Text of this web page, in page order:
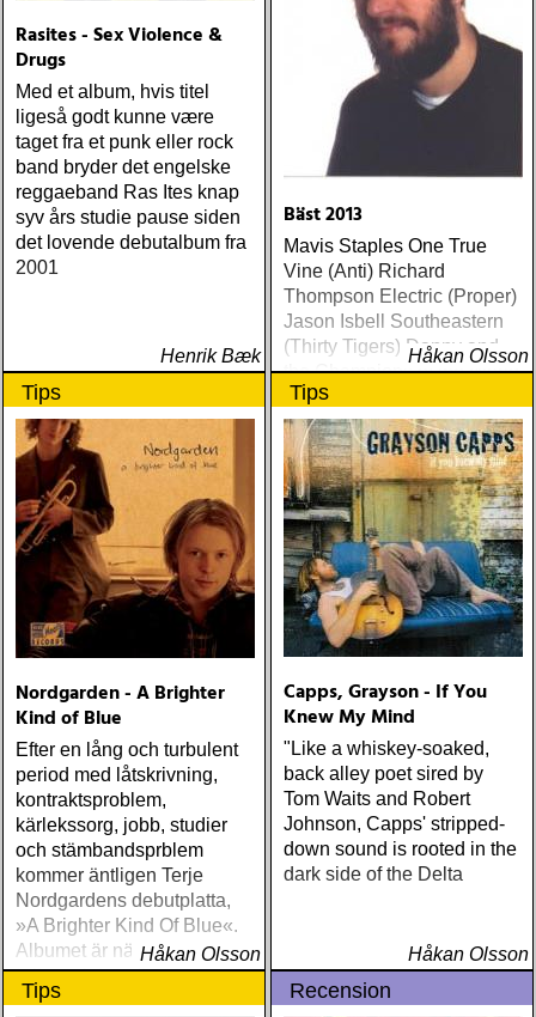
Rasites - Sex Violence &
Drugs
Med et album, hvis titel
ligeså godt kunne være
taget fra et punk eller rock
band bryder det engelske
reggaeband Ras Ites knap
syv års studie pause siden
det lovende debutalbum fra
2001
Henrik Bæk
Bäst 2013
Mavis Staples One True
Vine (Anti) Richard
Thompson Electric (Proper)
Jason Isbell Southeastern
(Thirty Tigers) Danny and
the Champions of the World
Stay True (Loose) Slow Fox
Just Like the Birds (Rootsy)
Steve Earle The Low
Highway (New West) Bob
Dylan Another Self Portrait
(Columbia) Halden Electric
Women (Rootsy) Rokia
Traoré Beautiful Africa
(Nonesuch) Sam Baker Say
Grace (Sam Baker Music)
Guy Clark My Favorite
Richard Lindgren Driftwood
(Rootsy) Chip Taylor Block
Out The Sirens Of This
Lonely World (Trainwreck)
Nick Cave & The Bad
Seeds Push The Sky Away
(Bad Seed) Andi Almqvist
Warsaw Holiday (Rootsy)
Unheard Studio Sessions &
Demos 1971-1972
(Omnivore) Naturligtvis
Håkan Olsson
Tips
Nordgarden - A Brighter
Kind of Blue
Efter en lång och turbulent
period med låtskrivning,
kontraktsproblem,
kärlekssorg, jobb, studier
och stämbandsprblem
kommer äntligen Terje
Nordgardens debutplatta,
»A Brighter Kind Of Blue«.
Albumet är nära, enkelt och
ärligt och handlar om
upplevelser och historier
Håkan Olsson
Tips
Capps, Grayson - If You
Knew My Mind
"Like a whiskey-soaked,
back alley poet sired by
Tom Waits and Robert
Johnson, Capps' stripped-
down sound is rooted in the
dark side of the Delta
Håkan Olsson
Tips Recension